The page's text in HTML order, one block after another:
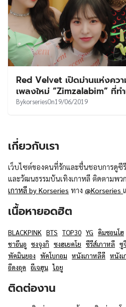
Red Velvet เปิดม่านแห่งคว
เพลงใหม่ “Zimzalabim” ที่
BykorseriesOn19/06/2019
เกี่ยวกับเรา
เว็บไซต์ของคนที่รักและชื่นชอบการดูซี
และวัฒนธรรมบันเทิงเกาหลี ติดตามพว
เกาหลี by Korseries ทาง @Korseries
เนื้อหายอดฮิต
BLACKPINK BTS TOP30 YG คิมซอนโฮ
ชาอึนอู ซงจุงกิ ซงฮเยคโย ซีรีส์เกาหลี ซู
พัคมินยอง พัคโบกอม หนังเกาหลีดี หนัง
อีดงอุค อีเจฮุน ไอยู
ติดต่องาน